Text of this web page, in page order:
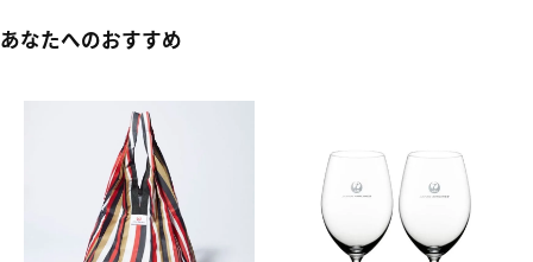
あなたへのおすすめ